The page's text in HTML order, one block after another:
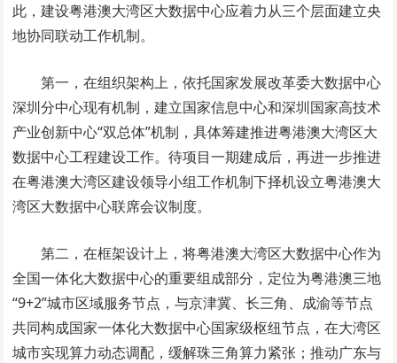
此，建设粤港澳大湾区大数据中心应着力从三个层面建立央
地协同联动工作机制。
第一，在组织架构上，依托国家发展改革委大数据中心
深圳分中心现有机制，建立国家信息中心和深圳国家高技术
产业创新中心“双总体”机制，具体筹建推进粤港澳大湾区大
数据中心工程建设工作。待项目一期建成后，再进一步推进
在粤港澳大湾区建设领导小组工作机制下择机设立粤港澳大
湾区大数据中心联席会议制度。
第二，在框架设计上，将粤港澳大湾区大数据中心作为
全国一体化大数据中心的重要组成部分，定位为粤港澳三地
“9+2”城市区域服务节点，与京津冀、长三角、成渝等节点
共同构成国家一体化大数据中心国家级枢纽节点，在大湾区
城市实现算力动态调配，缓解珠三角算力紧张；推动广东与